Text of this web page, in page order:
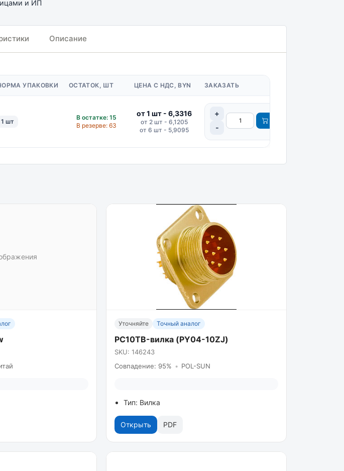
и ИП
Описание
УПАКОВКИ ОСТАТОК, ШТ ЦЕНА С НДС, BYN ЗАКАЗАТЬ
1 шт
В остатке: 15
В резерве: 63
от 1 шт - 6,3316
от 2 шт - 6,1205
от 6 шт - 5,9095
Уточняйте Точный аналог
PC10TB-вилка (PY04-10ZJ)
SKU: 146243
Совпадение: 95% • POL-SUN
Тип: Вилка
Открыть PDF